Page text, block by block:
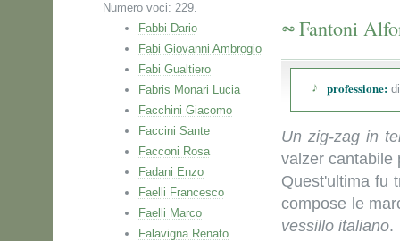
Numero voci: 229.
Fabbi Dario
Fabi Giovanni Ambrogio
Fabi Gualtiero
Fabris Monari Lucia
Facchini Giacomo
Faccini Sante
Facconi Rosa
Fadani Enzo
Faelli Francesco
Faelli Marco
Falavigna Renato
Fantoni
professione:
Un zig-zag in
valzer
Quest'ultima fu
compose le
vessillo italiano.